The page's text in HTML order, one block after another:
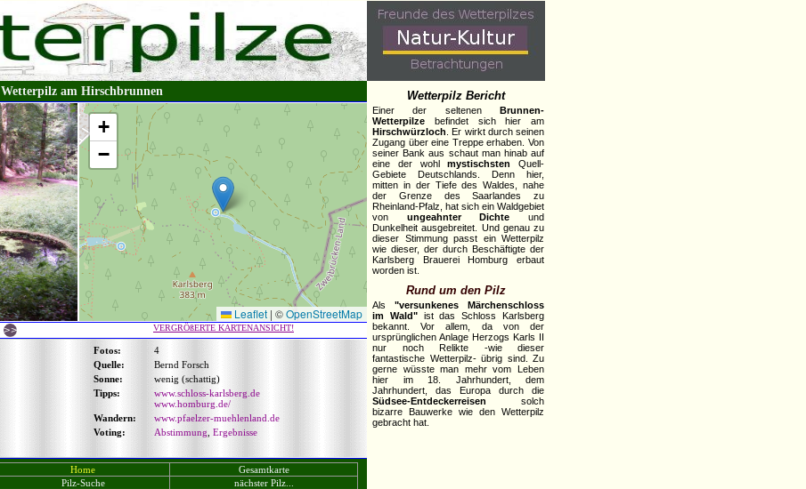
Wetterpilz am Hirschbrunnen
+
−
Leaflet | ©OpenStreetMap
VERGRÖßERTE KARTENANSICHT!
Fotos:
4
Quelle:
Bernd Forsch
Sonne:
wenig (schattig)
Tipps:
www.schloss-karlsberg.de
www.homburg.de/
Wandern:
www.pfaelzer-muehlenland.de
Voting:
Abstimmung Ergebnisse
Home
Gesamtkarte
Pilz-Suche nächster Pilz...
Wetterpilz Bericht
Einer der seltenen Brunnen-
Wetterpilze befindet sich hier am
Hirschwürzloch . Er wirkt durch seinen
Zugang über eine Treppe erhaben. Von
seiner Bank aus schaut man hinab auf
eine der wohlmystischsten
Quell-
Gebiete Deutschlands. Denn hier,
mitten in der Tiefe des Waldes, nahe
der Grenze des Saarlandes zu
Rheinland-Pfalz, hat sich ein Waldgebiet
von ungeahnter Dichte und
Dunkelheit ausgebreitet. Und genau zu
dieser Stimmung passt ein Wetterpilz
wie dieser, der durch Beschäftigte der
Karlsberg Brauerei Homburg erbaut
worden ist.
Rund um den Pilz
Als "versunkenes Märchenschloss
im Wald"ist das Schloss Karlsberg
bekannt. Vor allem, da von der
ursprünglichen Anlage Herzogs Karls II
nur noch Relikte -wie dieser
fantastische Wetterpilz- übrig sind. Zu
gerne wüsste man mehr vom Leben
hier im 18. Jahrhundert, dem
Jahrhundert, das Europa durch die
Südsee-Entdeckerreisen solch
bizarre Bauwerke wie den Wetterpilz
gebracht hat.